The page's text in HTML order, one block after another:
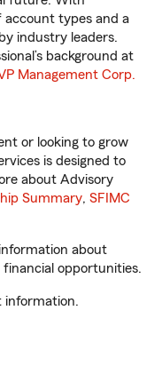
account types and a
industry leaders.
background at
Management Corp.
or looking to grow
is designed to
about Advisory
Summary, SFIMC
about
opportunities.
information.